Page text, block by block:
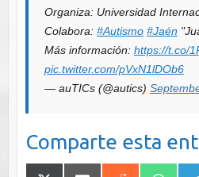
Organiza: Universidad
Colabora: #Autismo #Jaén
Más información: https://t.co/
pic.twitter.com/pVxN1lDOb6
— auTICs (@autics)
Comparte esta